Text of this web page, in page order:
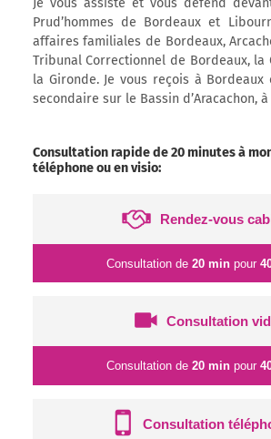
Prud’hommes de Bordeaux et
affaires familiales de Bordeaux,
Tribunal Correctionnel de Bordeaux, la
la Gironde. Je vous reçois à
secondaire sur le Bassin d’Aracachon,
Consultation rapide de 20 minutes à
téléphone ou en visio:
Rendez-vous
Consultation de 20 min pour
Consultation
Consultation de 20 min pour
Consultation